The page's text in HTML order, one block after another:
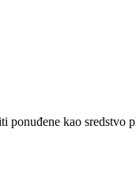
ponuđene kao sredstvo